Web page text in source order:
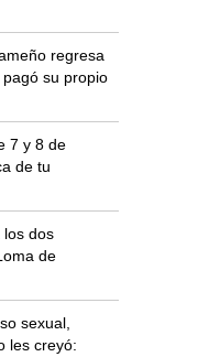
regresa
su propio
7 y 8 de
de tu
los dos
de
sexual,
les creyó: